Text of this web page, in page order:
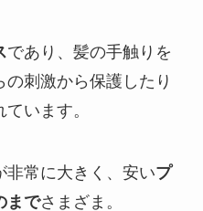
であり、髪の手触りを
刺激から保護したり
います。
非常に大きく、安いプ
までさまざま。